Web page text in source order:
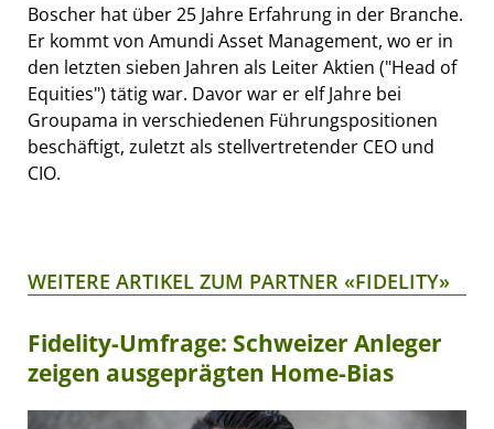
Boscher hat über 25 Jahre Erfahrung in der Branche.
Er kommt von Amundi Asset Management, wo er in
den letzten sieben Jahren als Leiter Aktien ("Head of
Equities") tätig war. Davor war er elf Jahre bei
Groupama in verschiedenen Führungspositionen
beschäftigt, zuletzt als stellvertretender CEO und
CIO.
WEITERE ARTIKEL ZUM PARTNER «FIDELITY»
Fidelity-Umfrage: Schweizer Anleger
zeigen ausgeprägten Home-Bias